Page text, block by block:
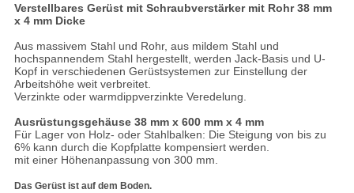
Verstellbares Gerüst mit Schraubverstärker mit Rohr 38 mm
x 4 mm Dicke
Aus massivem Stahl und Rohr, aus mildem Stahl und
hochspannendem Stahl hergestellt, werden Jack-Basis und U-
Kopf in verschiedenen Gerüstsystemen zur Einstellung der
Arbeitshöhe weit verbreitet.
Verzinkte oder warmdippverzinkte Veredelung.
Ausrüstungsgehäuse 38 mm x 600 mm x 4 mm
Für Lager von Holz- oder Stahlbalken: Die Steigung von bis zu
6% kann durch die Kopfplatte kompensiert werden.
mit einer Höhenanpassung von 300 mm.
Das Gerüst ist auf dem Boden.